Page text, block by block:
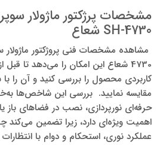
SH-4730 شعاع
4730 شعاع این امکان را می‌دهد تا
کاربردی محصول را بررسی کنید و آن را با
مقایسه نمایید. بررسی این شاخص‌ها
حرفه‌ای نورپردازی، نصب در فضاهای
اهمیت ویژه‌ای دارد، زیرا تضمین می‌کند
عملکرد نوری، استحکام و دوام با